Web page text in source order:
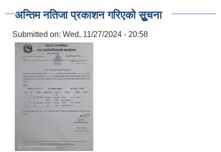
अन्तिम नतिजा प्रकाशन गरिएको सूुुुुचना
Submitted on: Wed, 11/27/2024 - 20:58